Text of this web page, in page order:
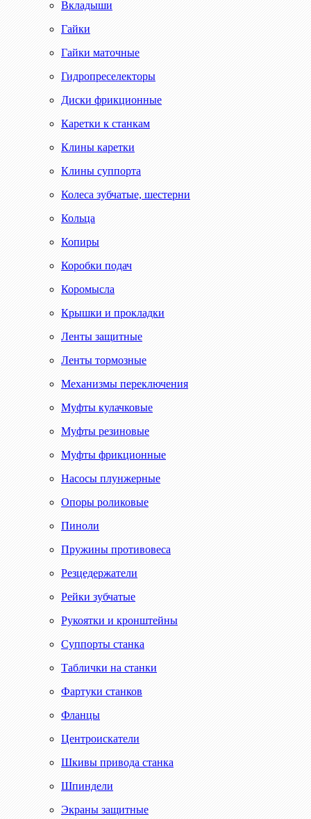
Вкладыши
Гайки
Гайки маточные
Гидропреселекторы
Диски фрикционные
Каретки к станкам
Клины каретки
Клины суппорта
Колеса зубчатые, шестерни
Кольца
Копиры
Коробки подач
Коромысла
Крышки и прокладки
Ленты защитные
Ленты тормозные
Механизмы переключения
Муфты кулачковые
Муфты резиновые
Муфты фрикционные
Насосы плунжерные
Опоры роликовые
Пиноли
Пружины противовеса
Резцедержатели
Рейки зубчатые
Рукоятки и кронштейны
Суппорты станка
Таблички на станки
Фартуки станков
Фланцы
Центроискатели
Шкивы привода станка
Шпиндели
Экраны защитные